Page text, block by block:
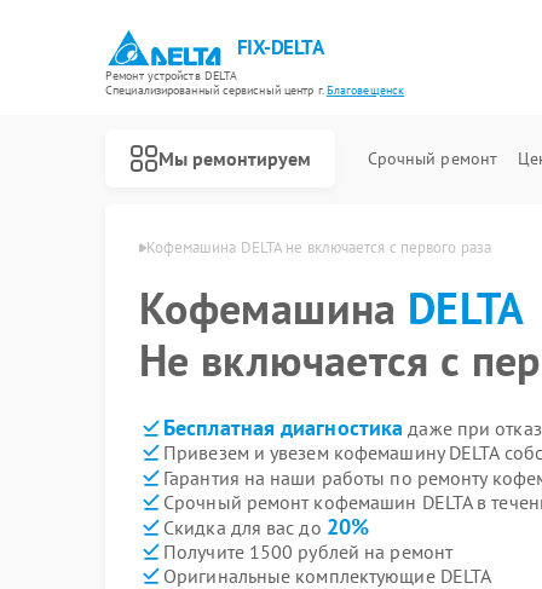
FIX-DELTA
Ремонт устройств DELTA
Специализированный cервисный центр г.Благовещенск
Мы ремонтируем Срочный ремонт
Кофемашина DELTA не включается с первого раза
Кофемашина DELTA
Не включается с
Бесплатная диагностика даже при
Привезем и увезем кофемашину DELTA
Гарантия на наши работы по ремонту
Срочный ремонт кофемашин DELTA в
Скидка для вас до 20%
Получите 1500 рублей на ремонт
Оригинальные комплектующие DELTA